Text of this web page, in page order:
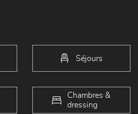
Séjours
Chambres &
dressing